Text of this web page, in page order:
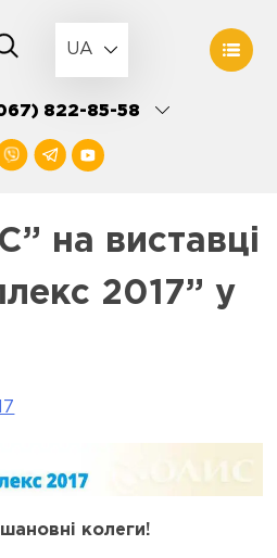
UA
822-85-58
на виставці
2017” у
колеги!